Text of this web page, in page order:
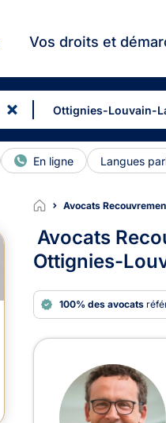
Vos droits et
En ligne Langues
Avocats
Avocats
Ottignies-
100% des avocats
Avocats